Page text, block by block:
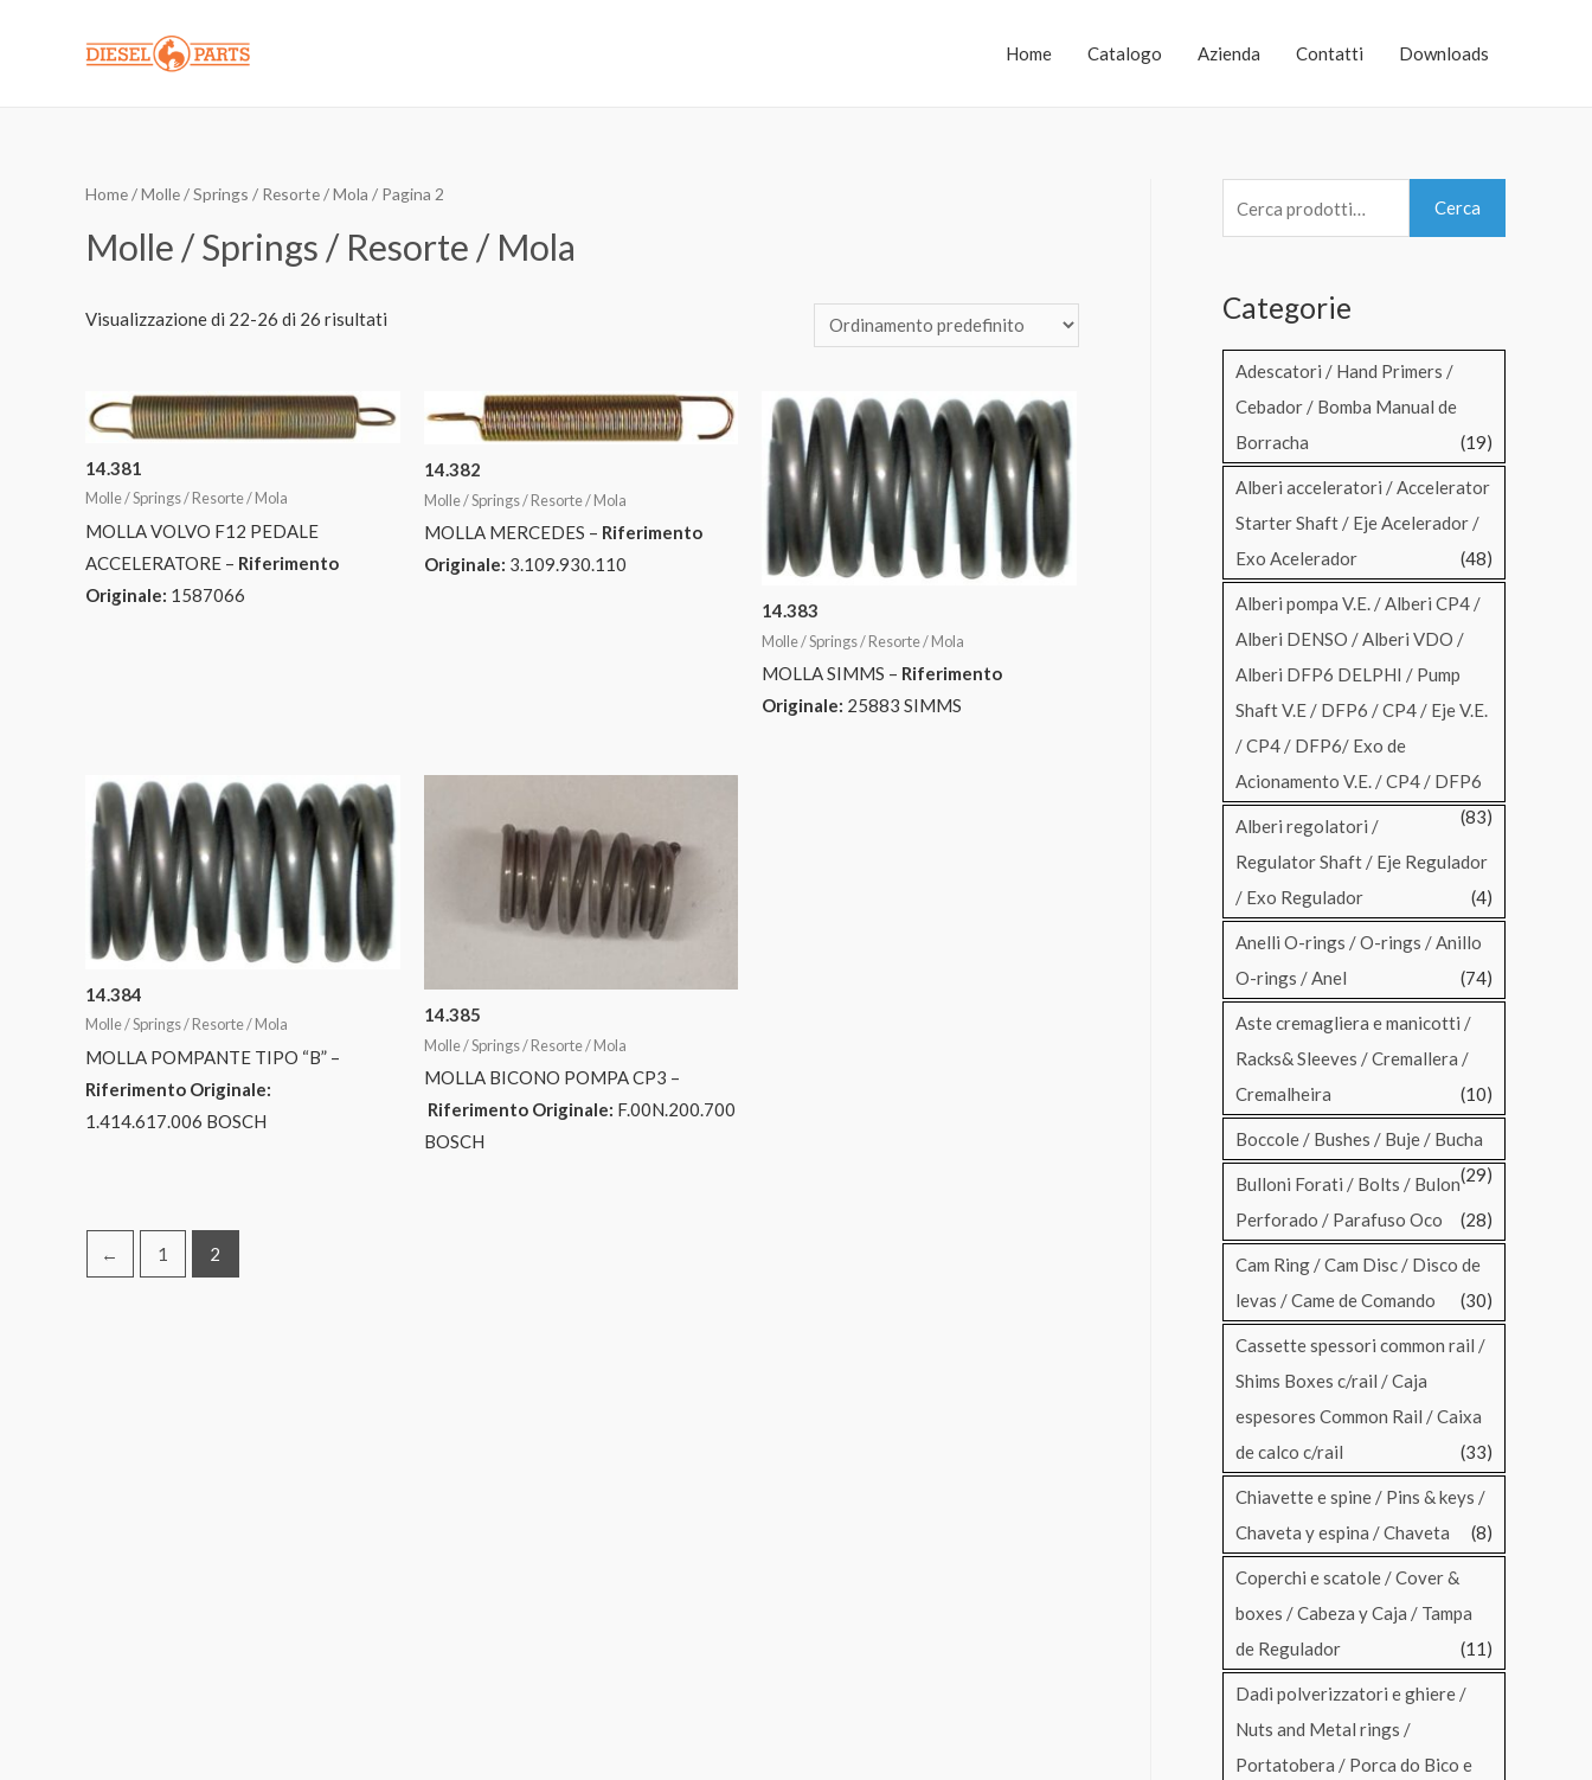
Home Catalogo Azienda Contatti Downloads
Home/Molle / Springs / Resorte / Mola / Pagina 2
Molle / Springs / Resorte / Mola
Visualizzazione di 22-26 di 26 risultati
14.381
Molle / Springs / Resorte / Mola
MOLLA VOLVO F12 PEDALE
ACCELERATORE – Riferimento
Originale: 1587066
14.382
Molle / Springs / Resorte / Mola
MOLLA MERCEDES – Riferimento
Originale: 3.109.930.110
14.383
Molle / Springs / Resorte / Mola
MOLLA SIMMS – Riferimento
Originale: 25883 SIMMS
14.384
Molle / Springs / Resorte / Mola
MOLLA POMPANTE TIPO “B” –
Riferimento Originale:
1.414.617.006 BOSCH
14.385
Molle / Springs / Resorte / Mola
MOLLA BICONO POMPA CP3 –
Riferimento Originale: F.00N.200.700
BOSCH
← 1 2
e
c
Cerca
Categorie
Adescatori / Hand Primers /
Cebador / Bomba Manual de
Borracha
(19)
Alberi acceleratori / Accelerator
Starter Shaft / Eje Acelerador /
Exo Acelerador
(48)
Alberi pompa V.E. / Alberi CP4 /
Alberi DENSO / Alberi VDO /
Alberi DFP6 DELPHI / Pump
Shaft V.E / DFP6 / CP4 / Eje V.E.
/ CP4 / DFP6/ Exo de
Acionamento V.E. / CP4 / DFP6
(83)
Alberi regolatori /
Regulator Shaft / Eje Regulador
/ Exo Regulador
(4)
Anelli O-rings / O-rings / Anillo
O-rings / Anel
(74)
Aste cremagliera e manicotti /
Racks& Sleeves / Cremallera /
Cremalheira
(10)
Boccole / Bushes / Buje / Bucha
(29)
Bulloni Forati / Bolts / Bulon
Perforado / Parafuso Oco
(28)
Cam Ring / Cam Disc / Disco de
levas / Came de Comando
(30)
Cassette spessori common rail /
Shims Boxes c/rail / Caja
espesores Common Rail / Caixa
de calco c/rail
(33)
Chiavette e spine / Pins & keys /
Chaveta y espina / Chaveta
(8)
Coperchi e scatole / Cover &
boxes / Cabeza y Caja / Tampa
de Regulador
(11)
Dadi polverizzatori e ghiere /
Nuts and Metal rings /
Portatobera / Porca do Bico e